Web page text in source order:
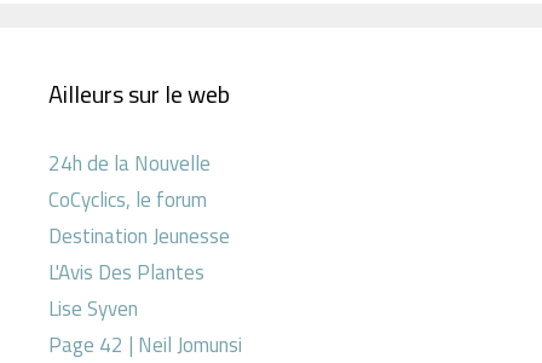
Ailleurs sur le web
24h de la Nouvelle
CoCyclics, le forum
Destination Jeunesse
L'Avis Des Plantes
Lise Syven
Page 42 | Neil Jomunsi